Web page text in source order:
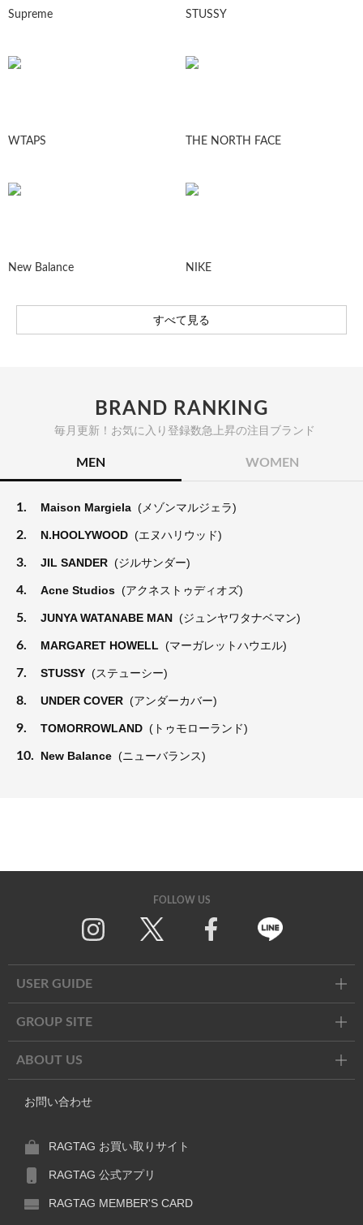
Supreme STUSSY
WTAPS THE NORTH FACE
New Balance NIKE
すべて見る
BRAND RANKING
毎月更新！お気に入り登録数急上昇の注目ブランド
MEN WOMEN
1. Maison Margiela (メゾンマルジェラ)
2. N.HOOLYWOOD (エヌハリウッド)
3. JIL SANDER (ジルサンダー)
4. Acne Studios (アクネストゥディオズ)
5. JUNYA WATANABE MAN (ジュンヤワタナベマン)
6. MARGARET HOWELL (マーガレットハウエル)
7. STUSSY (ステューシー)
8. UNDER COVER (アンダーカバー)
9. TOMORROWLAND (トゥモローランド)
10. New Balance (ニューバランス)
FOLLOW US
USER GUIDE
GROUP SITE
ABOUT US
お問い合わせ
RAGTAG お買い取りサイト
RAGTAG 公式アプリ
RAGTAG MEMBER'S CARD